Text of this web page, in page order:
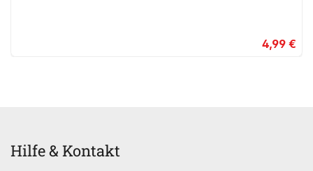
4,99 €
Hilfe & Kontakt